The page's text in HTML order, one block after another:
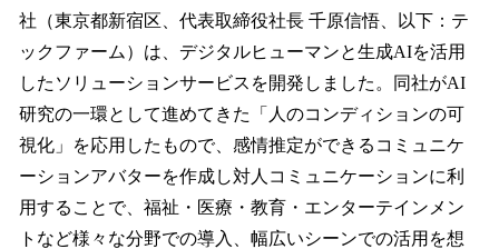
数
を
読
み
込
み
中
で
す
社（東京都新宿区、代表取締役社長 千原信悟、以下：テ
ックファーム）は、デジタルヒューマンと生成AIを活用
したソリューションサービスを開発しました。同社がAI
研究の一環として進めてきた「人のコンディションの可
視化」を応用したもので、感情推定ができるコミュニケ
ーションアバターを作成し対人コミュニケーションに利
用することで、福祉・医療・教育・エンターテインメン
トなど様々な分野での導入、幅広いシーンでの活用を想